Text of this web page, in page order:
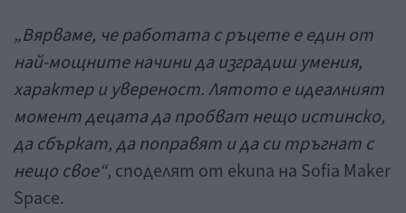
„Вярваме, че работата с ръцете е един от
най-мощните начини да изградиш умения,
характер и увереност. Лятото е идеалният
момент децата да пробват нещо истинско,
да сбъркат, да поправят и да си тръгнат с
нещо свое“, споделят от екипа на Sofia Maker
Space.